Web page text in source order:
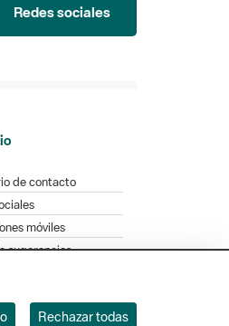
Redes sociales
de contacto
móviles
sugerencias
Rechazar todas